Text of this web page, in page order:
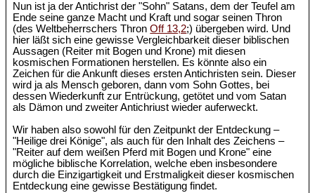
Nun ist ja der Antichrist der "Sohn" Satans, dem der Teufel am
Ende seine ganze Macht und Kraft und sogar seinen Thron
(des Weltbeherrschers ThronOff 13,2;) übergeben wird. Und
hier läßt sich eine gewisse Vergleichbarkeit dieser biblischen
Aussagen (Reiter mit Bogen und Krone) mit diesen
kosmischen Formationen herstellen. Es könnte also ein
Zeichen für die Ankunft dieses ersten Antichristen sein. Dieser
wird ja als Mensch geboren, dann vom Sohn Gottes, bei
dessen Wiederkunft zur Entrückung, getötet und vom Satan
als Dämon und zweiter Antichriust wieder auferweckt.
Wir haben also sowohl für den Zeitpunkt der Entdeckung –
"Heilige drei Könige", als auch für den Inhalt des Zeichens –
"Reiter auf dem weißen Pferd mit Bogen und Krone" eine
mögliche biblische Korrelation, welche eben insbesondere
durch die Einzigartigkeit und Erstmaligkeit dieser kosmischen
Entdeckung eine gewisse Bestätigung findet.